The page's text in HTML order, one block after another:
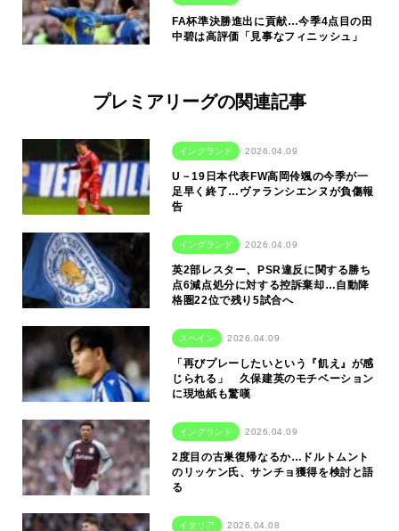
FA杯準決勝進出に貢献…今季4点目の田
中碧は高評価「見事なフィニッシュ」
プレミアリーグの関連記事
イングランド 2026.04.09
U－19日本代表FW高岡伶颯の今季が一
足早く終了…ヴァランシエンヌが負傷報
告
イングランド 2026.04.09
英2部レスター、PSR違反に関する勝ち
点6減点処分に対する控訴棄却…自動降
格圏22位で残り5試合へ
スペイン 2026.04.09
「再びプレーしたいという『飢え』が感
じられる」 久保建英のモチベーション
に現地紙も驚嘆
イングランド 2026.04.09
2度目の古巣復帰なるか…ドルトムント
のリッケン氏、サンチョ獲得を検討と語
る
イタリア 2026.04.08